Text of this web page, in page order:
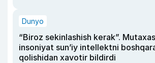
Dunyo
“Biroz sekinlashish kerak”.
insoniyat sun’iy intellektni
qolishidan xavotir bildirdi